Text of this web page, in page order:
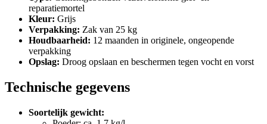
reparatiemortel
Kleur: Grijs
Verpakking: Zak van 25 kg
Houdbaarheid: 12 maanden in originele, ongeopende
verpakking
Opslag: Droog opslaan en beschermen tegen vocht en vorst
Technische gegevens
Soortelijk gewicht: